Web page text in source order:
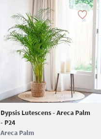
Dypsis Lutescens - Areca Palm
- P24
Areca Palm